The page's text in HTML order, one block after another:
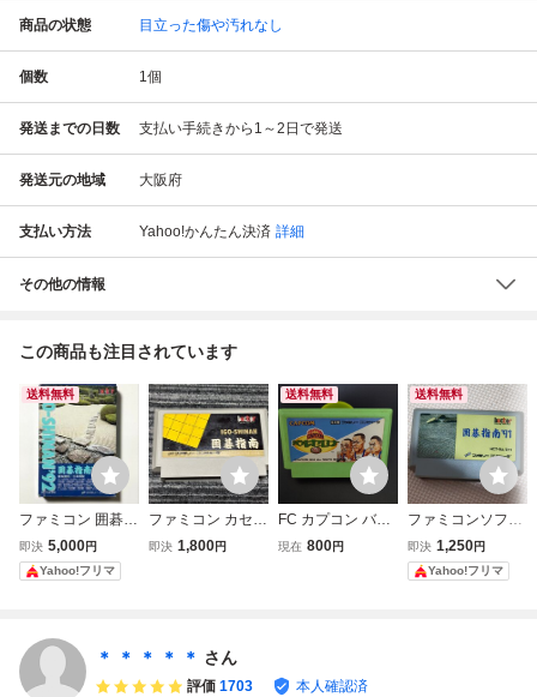
商品の状態 目立った傷や汚れなし
個数 1個
発送までの日数 支払い手続きから1～2日で発送
発送元の地域 大阪府
支払い方法 Yahoo!かんたん決済 詳細
その他の情報
この商品も注目されています
送料無料
ファミコン 囲碁指
南'92 箱 説明書 付
き プラスチック無
し 箱痛み カセッ
即決 5,000円
Yahoo!フリマ
ファミコン カセッ
ト ソフト 囲碁指
即決 1,800円
送料無料
FC カプコン バル
セロナ'92 ファミ
現在 800円
送料無料
ファミコンソフト
囲碁指南'91 ヘク
ト
即決 1,250円
Yahoo!フリマ
＊ ＊ ＊ ＊ ＊ さん
評価 1703 本人確認済